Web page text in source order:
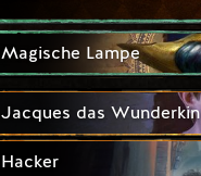
Magische Lampe
Jacques das
Hacker